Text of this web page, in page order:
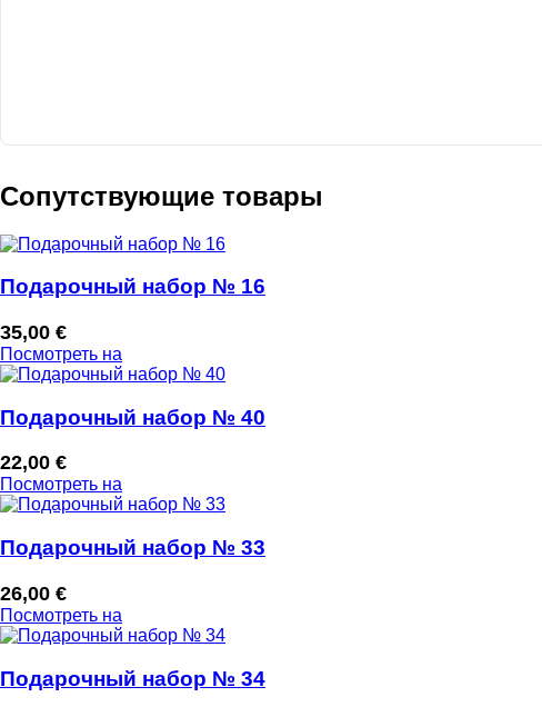
Сопутствующие товары
Подарочный набор № 16
35,00 €
Посмотреть на
Подарочный набор № 40
22,00 €
Посмотреть на
Подарочный набор № 33
26,00 €
Посмотреть на
Подарочный набор № 34